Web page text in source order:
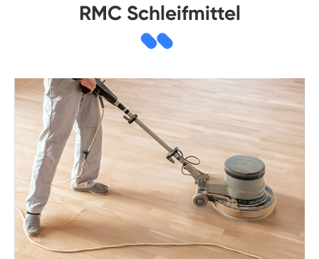
RMC Schleifmittel